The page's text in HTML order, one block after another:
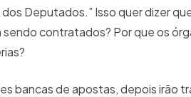
Deputados.” Isso quer dizer
contratados? Por que os
bancas de apostas, depois irão